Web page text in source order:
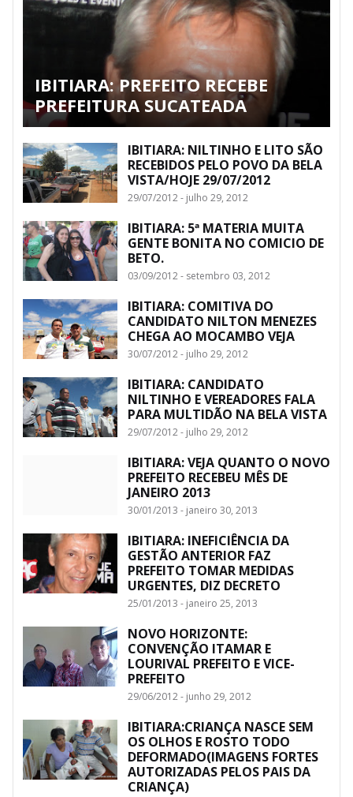
IBITIARA: PREFEITO RECEBE
PREFEITURA SUCATEADA
IBITIARA: NILTINHO E LITO SÃO
RECEBIDOS PELO POVO DA BELA
VISTA/HOJE 29/07/2012
29/07/2012 - julho 29, 2012
IBITIARA: 5ª MATERIA MUITA
GENTE BONITA NO COMICIO DE
BETO.
03/09/2012 - setembro 03, 2012
IBITIARA: COMITIVA DO
CANDIDATO NILTON MENEZES
CHEGA AO MOCAMBO VEJA
30/07/2012 - julho 29, 2012
IBITIARA: CANDIDATO
NILTINHO E VEREADORES FALA
PARA MULTIDÃO NA BELA VISTA
29/07/2012 - julho 29, 2012
IBITIARA: VEJA QUANTO O NOVO
PREFEITO RECEBEU MÊS DE
JANEIRO 2013
30/01/2013 - janeiro 30, 2013
IBITIARA: INEFICIÊNCIA DA
GESTÃO ANTERIOR FAZ
PREFEITO TOMAR MEDIDAS
URGENTES, DIZ DECRETO
25/01/2013 - janeiro 25, 2013
NOVO HORIZONTE:
CONVENÇÃO ITAMAR E
LOURIVAL PREFEITO E VICE-
PREFEITO
29/06/2012 - junho 29, 2012
IBITIARA:CRIANÇA NASCE SEM
OS OLHOS E ROSTO TODO
DEFORMADO(IMAGENS FORTES
AUTORIZADAS PELOS PAIS DA
CRIANÇA)